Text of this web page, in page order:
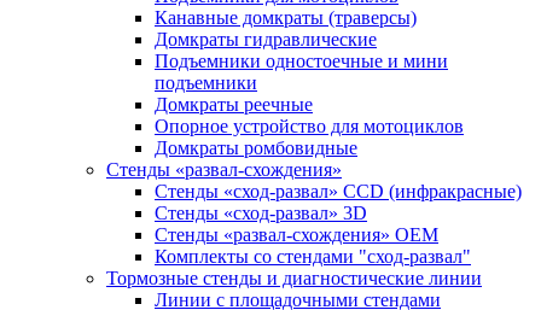
Канавные домкраты (траверсы)
Домкраты гидравлические
Подъемники одностоечные и мини
подъемники
Домкраты реечные
Опорное устройство для мотоциклов
Домкраты ромбовидные
Стенды «развал-схождения»
Стенды «сход-развал» CCD (инфракрасные)
Стенды «сход-развал» 3D
Стенды «развал-схождения» ОЕМ
Комплекты со стендами "сход-развал"
Тормозные стенды и диагностические линии
Линии с площадочными стендами